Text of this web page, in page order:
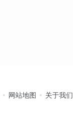
网站地图 关于我们